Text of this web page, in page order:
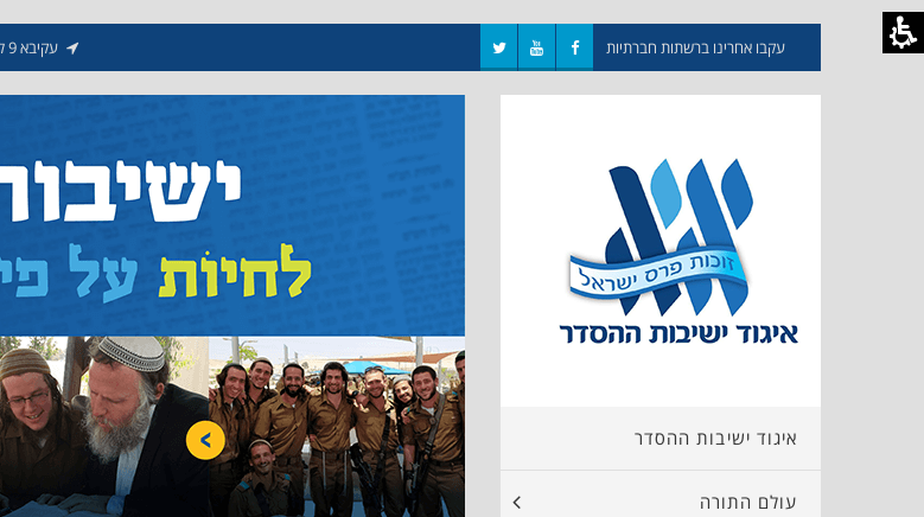
עקבו אחרינו ברשתות חברתיות עקיבא 9 לוד
איגוד ישיבות ההסדר
עולם התורה